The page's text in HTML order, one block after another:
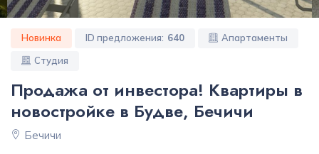
Новинка ID предложения: 640
Апартаменты
Студия
Продажа от инвестора! Квартиры в
новостройке в Будве, Бечичи
Бечичи